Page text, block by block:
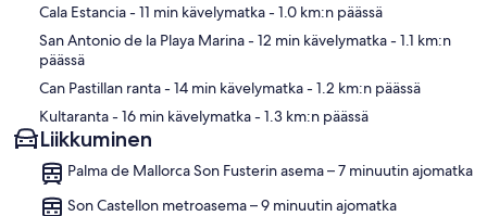
Cala Estancia- 11 min kävelymatka- 1.0 km:n päässä
San Antonio de la Playa Marina- 12 min kävelymatka- 1.1 km:n
päässä
Can Pastillan ranta- 14 min kävelymatka- 1.2 km:n päässä
Kultaranta- 16 min kävelymatka- 1.3 km:n päässä
Liikkuminen
Palma de Mallorca Son Fusterin asema – 7 minuutin ajomatka
Son Castellon metroasema – 9 minuutin ajomatka